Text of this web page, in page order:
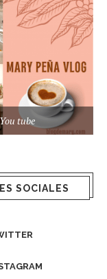
tube
SOCIALES